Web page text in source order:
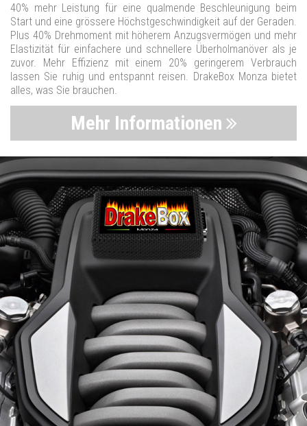
40% mehr Leistung für eine qualmende Beschleunigung beim
Start und eine grössere Höchstgeschwindigkeit auf der Geraden.
Plus 40% Drehmoment mit höherem Anzugsvermögen und mehr
Elastizität für einfachere und schnellere Überholmanöver als je
zuvor. Mehr Effizienz mit einem 20% geringerem Verbrauch
lassen Sie ruhig und entspannt reisen. DrakeBox Monza bietet
alles, was Sie brauchen.
Mehr Informationen